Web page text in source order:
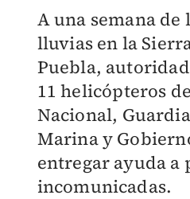
A una semana de
lluvias en la
Puebla,
11 helicópteros
Nacional,
Marina y
entregar ayuda a
incomunicadas.